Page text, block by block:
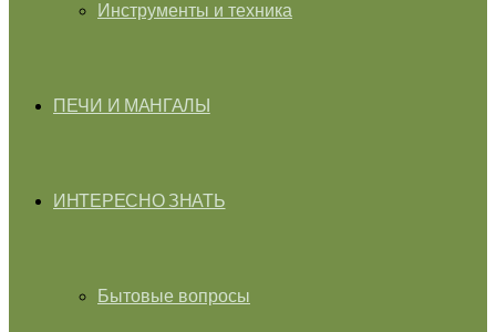
Инструменты и техника
ПЕЧИ И МАНГАЛЫ
ИНТЕРЕСНО ЗНАТЬ
Бытовые вопросы